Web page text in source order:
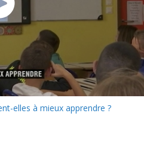
elles à mieux apprendre ?